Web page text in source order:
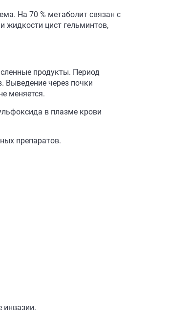
На 70 % метаболит связан с
жидкости цист гельминтов,
продукты. Период
Выведение через почки
меняется.
в плазме крови
препаратов.
инвазии.